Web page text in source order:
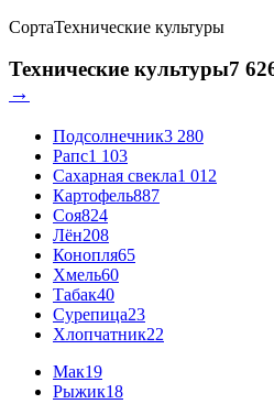
СортаТехнические культуры
Технические культуры7
→
Подсолнечник3 280
Рапс1 103
Сахарная свекла1 012
Картофель887
Соя824
Лён208
Конопля65
Хмель60
Табак40
Сурепица23
Хлопчатник22
Мак19
Рыжик18